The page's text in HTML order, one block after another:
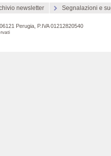
newsletter Segnalazioni e
Perugia, P.IVA 01212820540